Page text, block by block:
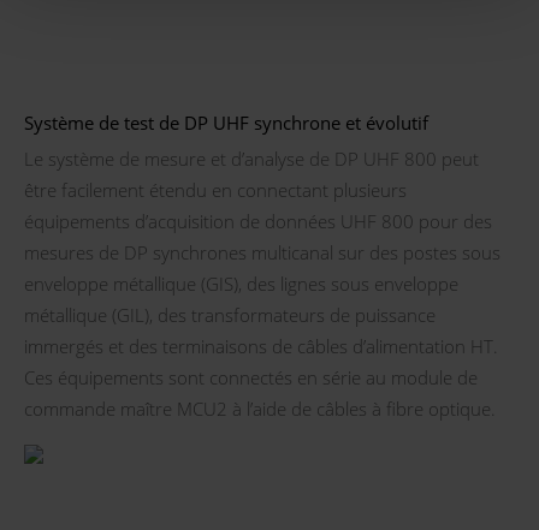
Système de test de DP UHF synchrone et évolutif
Le système de mesure et d’analyse de DP UHF 800 peut
être facilement étendu en connectant plusieurs
équipements d’acquisition de données UHF 800 pour des
mesures de DP synchrones multicanal sur des postes sous
enveloppe métallique (GIS), des lignes sous enveloppe
métallique (GIL), des transformateurs de puissance
immergés et des terminaisons de câbles d’alimentation HT.
Ces équipements sont connectés en série au module de
commande maître MCU2 à l’aide de câbles à fibre optique.